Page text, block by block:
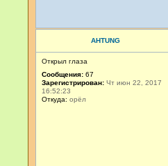
AHTUNG
Открыл глаза
Сообщения: 67
Зарегистрирован: Чт июн 22, 2017
16:52:23
Откуда: орёл